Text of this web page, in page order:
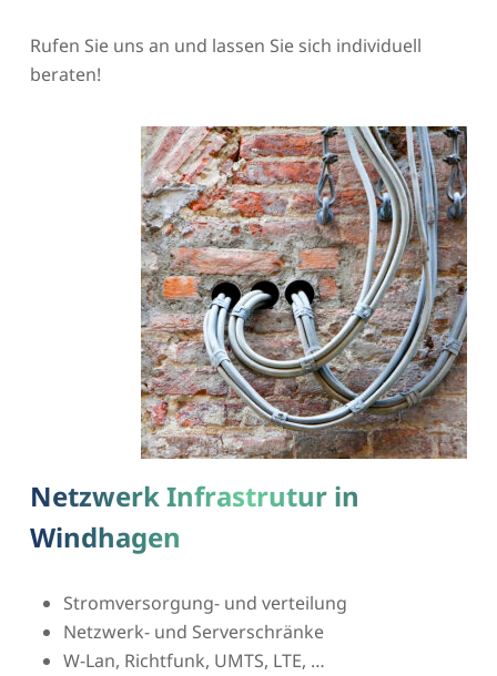
Rufen Sie uns an und lassen Sie sich individuell
beraten!
Netzwerk Infrastrutur in
Windhagen
Stromversorgung- und verteilung
Netzwerk- und Serverschränke
W-Lan, Richtfunk, UMTS, LTE, …